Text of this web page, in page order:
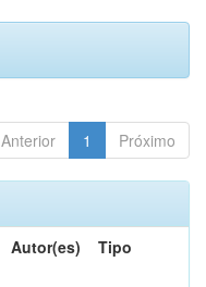
Anterior 1 Próximo
Autor(es) Tipo